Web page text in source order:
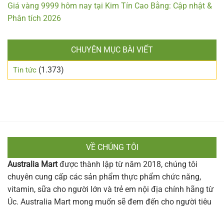
Giá vàng 9999 hôm nay tại Kim Tín Cao Bằng: Cập nhật &
Phân tích 2026
CHUYÊN MỤC BÀI VIẾT
Tin tức (1.373)
VỀ CHÚNG TÔI
Australia Martđược thành lập từ năm 2018, chúng tôi
chuyên cung cấp các sản phẩm thực phẩm chức năng,
vitamin, sữa cho người lớn và trẻ em nội địa chính hãng từ
Úc. Australia Mart mong muốn sẽ đem đến cho người tiêu